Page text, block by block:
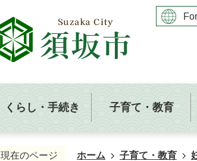
くらし・手続き 子育て・教育
現在のページ ホーム 子育て・教育